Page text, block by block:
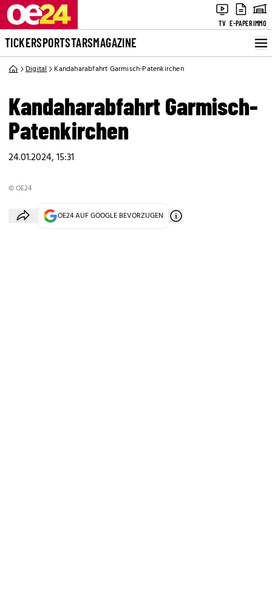
TV E-PAPERIMMO
TICKERSPORTSTARSMAGAZINE
Digital Kandaharabfahrt Garmisch-Patenkirchen
Kandaharabfahrt Garmisch-
Patenkirchen
24.01.2024, 15:31
© OE24
OE24 AUF GOOGLE BEVORZUGEN